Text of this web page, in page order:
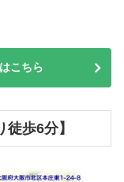
こちら
歩6分】